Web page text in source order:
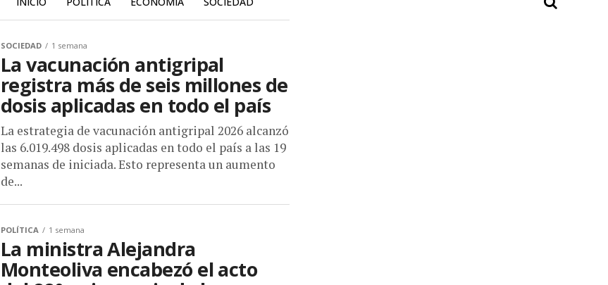
SOCIEDAD 1 semana
La vacunación antigripal
registra más de seis millones de
dosis aplicadas en todo el país
La estrategia de vacunación antigripal 2026 alcanzó
las 6.019.498 dosis aplicadas en todo el país a las 19
semanas de iniciada. Esto representa un aumento
de...
POLÍTICA 1 semana
La ministra Alejandra
Monteoliva encabezó el acto